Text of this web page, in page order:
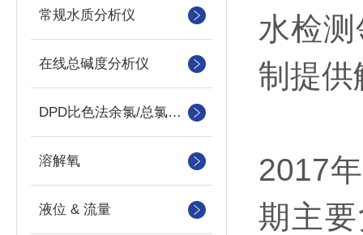
常规水质分析仪
在线总碱度分析仪
DPD比色法余氯/总氯分析仪
溶解氧
液位 & 流量
水检
制提供
2017
期主